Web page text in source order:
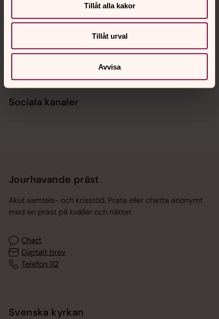
Tillåt alla kakor
Tillåt urval
Avvisa
Kalender
Sociala kanaler
Jourhavande präst
Akut samtals- och krisstöd. Prata eller chatta anonymt
med en präst på kvällar och nätter.
Chatt
Digitalt brev
Telefon 112
Svenska kyrkan